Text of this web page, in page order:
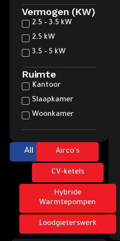
Vermogen (kW)
2.5 – 3.5 kW
2.5 kW
3.5 – 5 kW
Ruimte
Kantoor
Slaapkamer
Woonkamer
All Airco's
CV-ketels
Hybride
Warmtepompen
Loodgieterswerk